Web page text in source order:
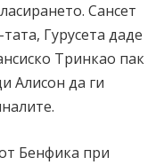
Сансет
Гурусета даде
Тринкао пак
Алисон да ги
Бенфика при